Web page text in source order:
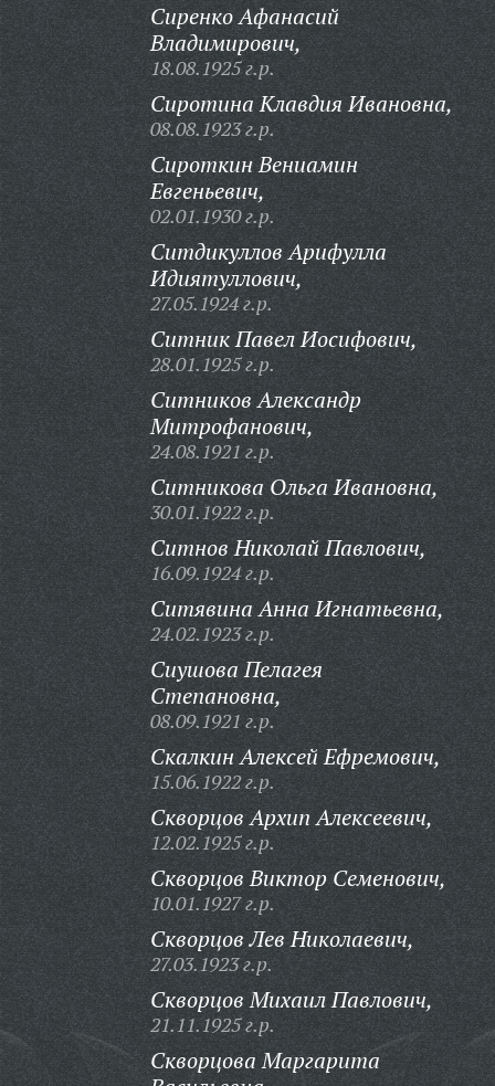
Сиренко Афанасий
Владимирович,
18.08.1925 г.р.
Сиротина Клавдия Ивановна,
08.08.1923 г.р.
Сироткин Вениамин
Евгеньевич,
02.01.1930 г.р.
Ситдикуллов Арифулла
Идиятуллович,
27.05.1924 г.р.
Ситник Павел Иосифович,
28.01.1925 г.р.
Ситников Александр
Митрофанович,
24.08.1921 г.р.
Ситникова Ольга Ивановна,
30.01.1922 г.р.
Ситнов Николай Павлович,
16.09.1924 г.р.
Ситявина Анна Игнатьевна,
24.02.1923 г.р.
Сиушова Пелагея
Степановна,
08.09.1921 г.р.
Скалкин Алексей Ефремович,
15.06.1922 г.р.
Скворцов Архип Алексеевич,
12.02.1925 г.р.
Скворцов Виктор Семенович,
10.01.1927 г.р.
Скворцов Лев Николаевич,
27.03.1923 г.р.
Скворцов Михаил Павлович,
21.11.1925 г.р.
Скворцова Маргарита